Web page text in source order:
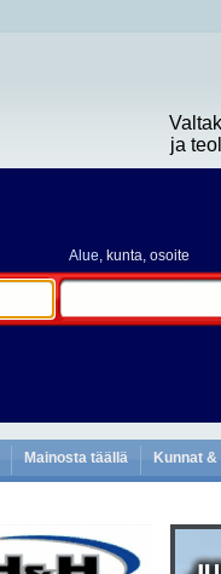
ja
Alue, kunta, osoite
Mainosta täällä Kunnat